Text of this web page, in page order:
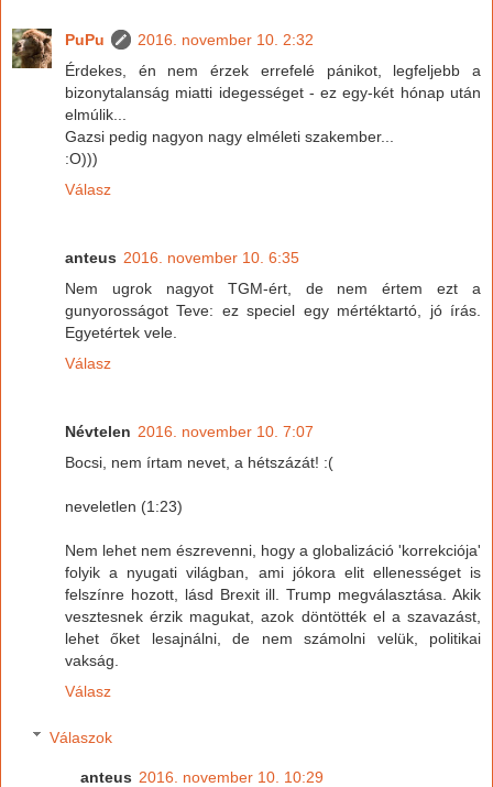
PuPu
2016. november 10. 2:32
Érdekes, én nem érzek errefelé pánikot, legfeljebb a
bizonytalanság miatti idegességet - ez egy-két hónap után
elmúlik...
Gazsi pedig nagyon nagy elméleti szakember...
:O)))
Válasz
anteus 2016. november 10. 6:35
Nem ugrok nagyot TGM-ért, de nem értem ezt a
gunyorosságot Teve: ez speciel egy mértéktartó, jó írás.
Egyetértek vele.
Válasz
Névtelen 2016. november 10. 7:07
Bocsi, nem írtam nevet, a hétszázát! :(
neveletlen (1:23)
Nem lehet nem észrevenni, hogy a globalizáció 'korrekciója'
folyik a nyugati világban, ami jókora elit ellenességet is
felszínre hozott, lásd Brexit ill. Trump megválasztása. Akik
vesztesnek érzik magukat, azok döntötték el a szavazást,
lehet őket lesajnálni, de nem számolni velük, politikai
vakság.
Válasz
Válaszok
anteus 2016. november 10. 10:29